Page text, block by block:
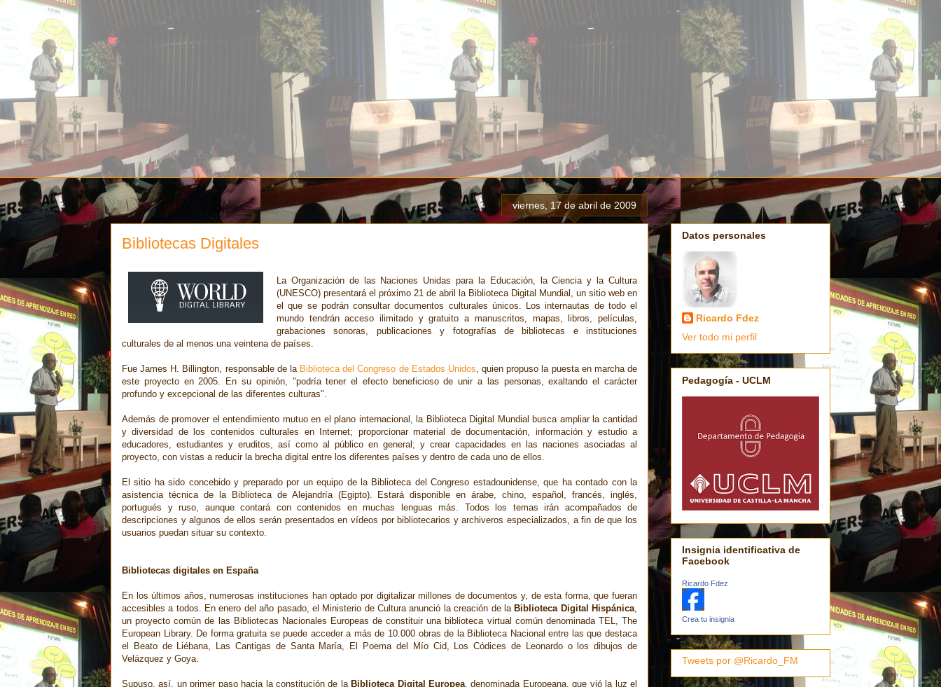
viernes, 17 de abril de 2009
Bibliotecas Digitales
La Organización de las Naciones Unidas para la Educación, la Ciencia y la Cultura
(UNESCO) presentará el próximo 21 de abril la Biblioteca Digital Mundial, un sitio web en
el que se podrán consultar documentos culturales únicos. Los internautas de todo el
mundo tendrán acceso ilimitado y gratuito a manuscritos, mapas, libros, películas,
grabaciones sonoras, publicaciones y fotografías de bibliotecas e instituciones
culturales de al menos una veintena de países.
Fue James H. Billington, responsable de la Biblioteca del Congreso de Estados Unidos, quien propuso la puesta en marcha de
este proyecto en 2005. En su opinión, "podría tener el efecto beneficioso de unir a las personas, exaltando el carácter
profundo y excepcional de las diferentes culturas".
Además de promover el entendimiento mutuo en el plano internacional, la Biblioteca Digital Mundial busca ampliar la cantidad
y diversidad de los contenidos culturales en Internet; proporcionar material de documentación, información y estudio a
educadores, estudiantes y eruditos, así como al público en general; y crear capacidades en las naciones asociadas al
proyecto, con vistas a reducir la brecha digital entre los diferentes países y dentro de cada uno de ellos.
El sitio ha sido concebido y preparado por un equipo de la Biblioteca del Congreso estadounidense, que ha contado con la
asistencia técnica de la Biblioteca de Alejandría (Egipto). Estará disponible en árabe, chino, español, francés, inglés,
portugués y ruso, aunque contará con contenidos en muchas lenguas más. Todos los temas irán acompañados de
descripciones y algunos de ellos serán presentados en vídeos por bibliotecarios y archiveros especializados, a fin de que los
usuarios puedan situar su contexto.
Bibliotecas digitales en España
En los últimos años, numerosas instituciones han optado por digitalizar millones de documentos y, de esta forma, que fueran
accesibles a todos. En enero del año pasado, el Ministerio de Cultura anunció la creación de la Biblioteca Digital Hispánica,
un proyecto común de las Bibliotecas Nacionales Europeas de constituir una biblioteca virtual común denominada TEL, The
European Library. De forma gratuita se puede acceder a más de 10.000 obras de la Biblioteca Nacional entre las que destaca
el Beato de Liébana, Las Cantigas de Santa María, El Poema del Mío Cid, Los Códices de Leonardo o los dibujos de
Velázquez y Goya.
Supuso, así, un primer paso hacia la constitución de la Biblioteca Digital Europea, denominada Europeana, que vió la luz el
Datos personales
Ricardo Fdez
Ver todo mi perfil
Pedagogía - UCLM
Insignia identificativa de
Facebook
Ricardo Fdez
Crea tu insignia
Tweets por @Ricardo_FM